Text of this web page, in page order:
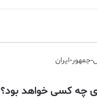
چه کسی خواهد بود؟